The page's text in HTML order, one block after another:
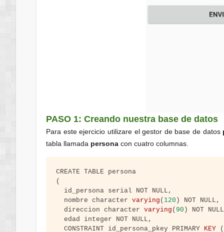
PASO 1: Creando nuestra base de datos
Para este ejercicio utilizare el gestor de base de datos
tabla llamada personacon cuatro columnas.
(
  id_persona serial NOT NULL
,
  nombre character
varying ( 120 ) NOT NULL ,
  direccion character
varying ( 90 )
NOT NULL
  edad integer NOT NULL
,
  CONSTRAINT id_persona_pkey PRIMARY
KEY (